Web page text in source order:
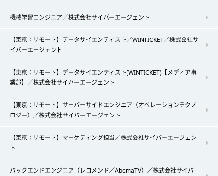
機械学習エンジニア／株式会社サイバーエージェント
【東京：リモート】データサイエンティスト／WINTICKET／株式会社サ
イバーエージェント
【東京：リモート】データサイエンティスト(WINTICKET)【メディア事
業部】／株式会社サイバーエージェント
【東京：リモート】サーバーサイドエンジニア（オペレーションテクノ
ロジー）／株式会社サイバーエージェント
【東京：リモート】マーケティング担当／株式会社サイバーエージェン
ト
バックエンドエンジニア（レコメンド／AbemaTV）／株式会社サイバ